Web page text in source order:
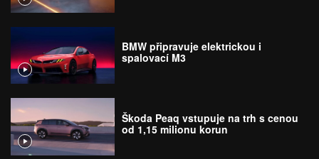
BMW připravuje elektrickou i
spalovací M3
Škoda Peaq vstupuje na trh s cenou
od 1,15 milionu korun